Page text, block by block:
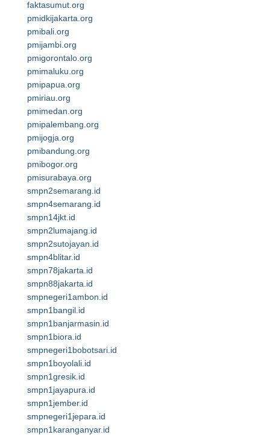
faktasumut.org
pmidkijakarta.org
pmibali.org
pmijambi.org
pmigorontalo.org
pmimaluku.org
pmipapua.org
pmiriau.org
pmimedan.org
pmipalembang.org
pmijogja.org
pmibandung.org
pmibogor.org
pmisurabaya.org
smpn2semarang.id
smpn4semarang.id
smpn14jkt.id
smpn2lumajang.id
smpn2sutojayan.id
smpn4blitar.id
smpn78jakarta.id
smpn88jakarta.id
smpnegeri1ambon.id
smpn1bangil.id
smpn1banjarmasin.id
smpn1biora.id
smpnegeri1bobotsari.id
smpn1boyolali.id
smpn1gresik.id
smpn1jayapura.id
smpn1jember.id
smpnegeri1jepara.id
smpn1karanganyar.id